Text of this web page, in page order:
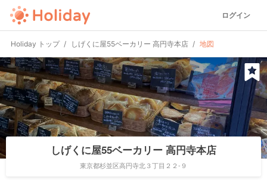
ログイン
Holiday トップ しげくに屋55ベーカリー 高円寺本店 地図
しげくに屋55ベーカリー 高円寺本店
東京都杉並区高円寺北３丁目２２-９